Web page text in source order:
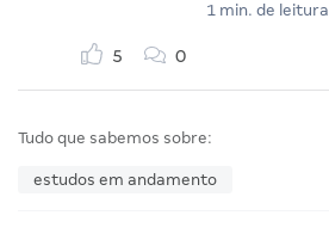
1 min. de leitura
5 0
Tudo que sabemos sobre:
estudos em andamento